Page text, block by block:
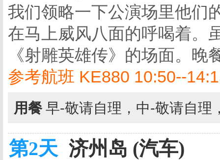
我们领略一下公演场里他们
在马上威风八面的呼喝着。
《射雕英雄传》的场面。晚
参考航班 KE880 10:50--
用餐 早-敬请自理，中-敬请自理
第2天 济州岛 (汽车)